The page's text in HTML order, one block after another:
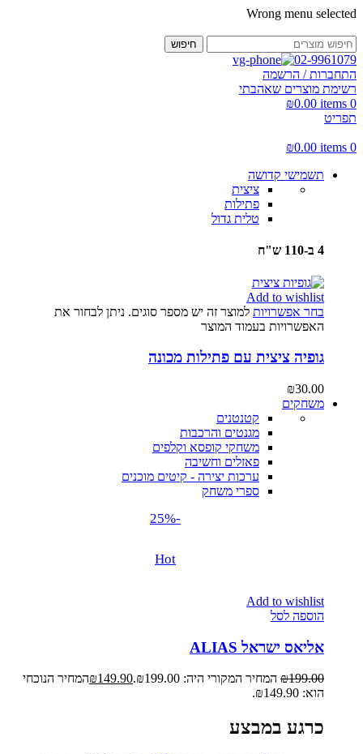
Wrong menu selected
חיפוש
02-9961079
התחברות / הרשמה
רשימת מוצרים שאהבתי
0
items
₪0.00
תפריט
0
items
₪0.00
תשמישי קדושה
ציצית
פתילות
טלית גדול
4 ב-110 ש"ח
Add to wishlist
בחר אפשרויות למוצר זה יש מספר סוגים. ניתן לבחור את
האפשרויות בעמוד המוצר
גופיה ציצית עם פתילות מכונה
₪30.00
משחקים
קטנטנים
מגנטים והרכבות
משחקי קופסא וקלפים
פאזלים וחשיבה
ערכות יצירה - קיטים מוכנים
ספרי משחק
-25%
Hot
Add to wishlist
הוספה לסל
אליאס ישראל ALIAS
₪199.00 המחיר המקורי היה: ₪199.00. ₪149.90
המחיר הנוכחי
הוא: ₪149.90.
כרגע במבצע